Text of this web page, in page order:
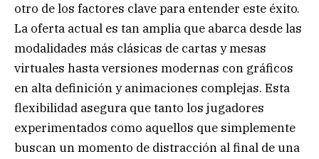
otro de los factores clave para entender este éxito.
La oferta actual es tan amplia que abarca desde las
modalidades más clásicas de cartas y mesas
virtuales hasta versiones modernas con gráficos
en alta definición y animaciones complejas. Esta
flexibilidad asegura que tanto los jugadores
experimentados como aquellos que simplemente
buscan un momento de distracción al final de una